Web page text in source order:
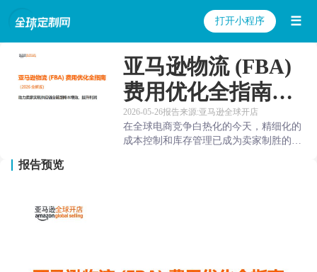
打开小程序 ☰
亚马逊物流 (FBA)
费用优化全指南（2
026全新版）
2026-05-26报告来源:亚马逊全球开店
在全球电商竞争白热化的今天，精细化的
成本控制和库存管理已成为卖家制胜的关
报告预览